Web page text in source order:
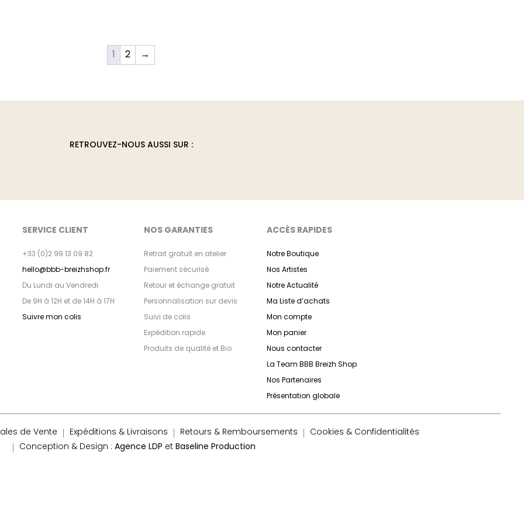
1 2 →
RETROUVEZ-NOUS AUSSI SUR :
SERVICE CLIENT
+33 (0)2 99 13 09 82
hello@bbb-breizhshop.fr
Du Lundi au Vendredi
De 9H à 12H et de 14H à 17H
Suivre mon colis
NOS GARANTIES
Retrait gratuit en atelier
Paiement sécurisé
Retour et échange gratuit
Personnalisation sur devis
Suivi de colis
Expédition rapide
Produits de qualité et Bio
ACCÈS RAPIDES
Notre Boutique
Nos Artistes
Notre Actualité
Ma Liste d’achats
Mon compte
Mon panier
Nous contacter
La Team BBB Breizh Shop
Nos Partenaires
Présentation globale
de Vente Expéditions & Livraisons Retours & Remboursements
Cookies & Confidentialités
Conception & Design : Agence LDP etBaseline Production